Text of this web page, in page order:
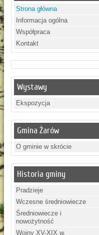
Strona główna
Informacja ogólna
Współpraca
Kontakt
Wystawy
Ekspozycja
Gmina Żarów
O gminie w skrócie
Historia gminy
Pradzieje
Wczesne średniowiecze
Średniowiecze i
nowożytność
Wojny XV-XIX w.